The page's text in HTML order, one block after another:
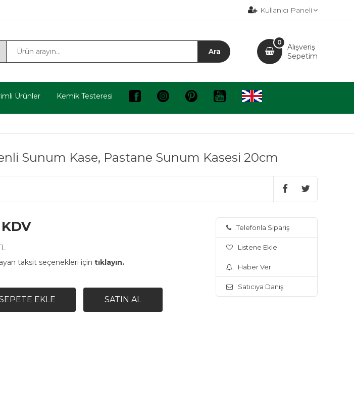
Kullanıcı Paneli
Alışveriş
Sepetim
0
Ürünler Kemik Testeresi
Sunum Kase, Pastane Sunum Kasesi 20cm
taksit seçenekleri için tıklayın.
Telefonla Sipariş
Listene Ekle
Haber Ver
Satıcıya Danış